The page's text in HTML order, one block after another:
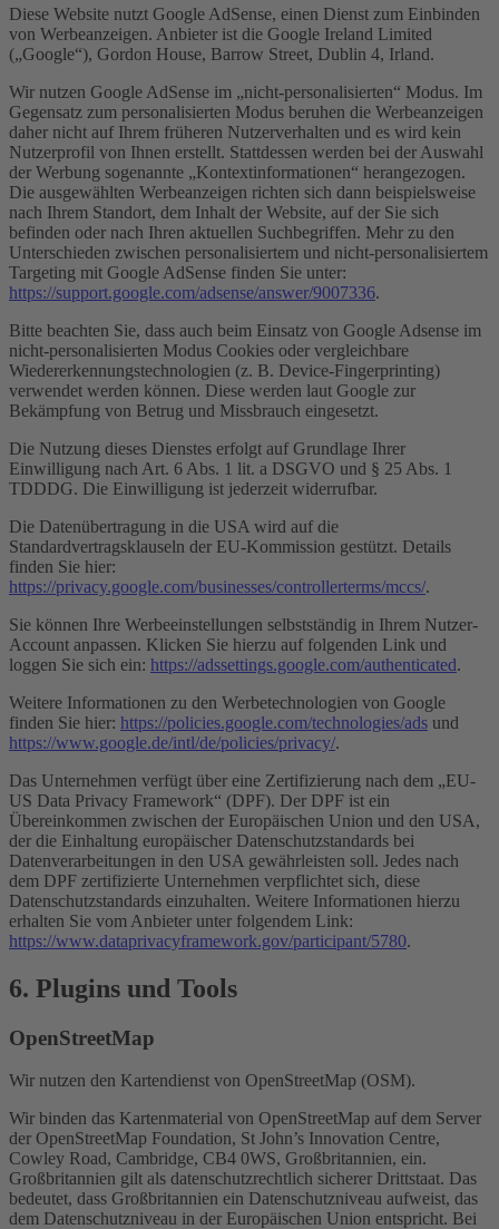
Diese Website nutzt Google AdSense, einen Dienst zum Einbinden
von Werbeanzeigen. Anbieter ist die Google Ireland Limited
(„Google“), Gordon House, Barrow Street, Dublin 4, Irland.
Wir nutzen Google AdSense im „nicht-personalisierten“ Modus. Im
Gegensatz zum personalisierten Modus beruhen die Werbeanzeigen
daher nicht auf Ihrem früheren Nutzerverhalten und es wird kein
Nutzerprofil von Ihnen erstellt. Stattdessen werden bei der Auswahl
der Werbung sogenannte „Kontextinformationen“ herangezogen.
Die ausgewählten Werbeanzeigen richten sich dann beispielsweise
nach Ihrem Standort, dem Inhalt der Website, auf der Sie sich
befinden oder nach Ihren aktuellen Suchbegriffen. Mehr zu den
Unterschieden zwischen personalisiertem und nicht-personalisiertem
Targeting mit Google AdSense finden Sie unter:
https://support.google.com/adsense/answer/9007336.
Bitte beachten Sie, dass auch beim Einsatz von Google Adsense im
nicht-personalisierten Modus Cookies oder vergleichbare
Wiedererkennungstechnologien (z. B. Device-Fingerprinting)
verwendet werden können. Diese werden laut Google zur
Bekämpfung von Betrug und Missbrauch eingesetzt.
Die Nutzung dieses Dienstes erfolgt auf Grundlage Ihrer
Einwilligung nach Art. 6 Abs. 1 lit. a DSGVO und § 25 Abs. 1
TDDDG. Die Einwilligung ist jederzeit widerrufbar.
Die Datenübertragung in die USA wird auf die
Standardvertragsklauseln der EU-Kommission gestützt. Details
finden Sie hier:
https://privacy.google.com/businesses/controllerterms/mccs/.
Sie können Ihre Werbeeinstellungen selbstständig in Ihrem Nutzer-
Account anpassen. Klicken Sie hierzu auf folgenden Link und
loggen Sie sich ein: https://adssettings.google.com/authenticated.
Weitere Informationen zu den Werbetechnologien von Google
finden Sie hier: https://policies.google.com/technologies/ads und
https://www.google.de/intl/de/policies/privacy/.
Das Unternehmen verfügt über eine Zertifizierung nach dem „EU-
US Data Privacy Framework“ (DPF). Der DPF ist ein
Übereinkommen zwischen der Europäischen Union und den USA,
der die Einhaltung europäischer Datenschutzstandards bei
Datenverarbeitungen in den USA gewährleisten soll. Jedes nach
dem DPF zertifizierte Unternehmen verpflichtet sich, diese
Datenschutzstandards einzuhalten. Weitere Informationen hierzu
erhalten Sie vom Anbieter unter folgendem Link:
https://www.dataprivacyframework.gov/participant/5780.
6. Plugins und Tools
OpenStreetMap
Wir nutzen den Kartendienst von OpenStreetMap (OSM).
Wir binden das Kartenmaterial von OpenStreetMap auf dem Server
der OpenStreetMap Foundation, St John’s Innovation Centre,
Cowley Road, Cambridge, CB4 0WS, Großbritannien, ein.
Großbritannien gilt als datenschutzrechtlich sicherer Drittstaat. Das
bedeutet, dass Großbritannien ein Datenschutzniveau aufweist, das
dem Datenschutzniveau in der Europäischen Union entspricht. Bei